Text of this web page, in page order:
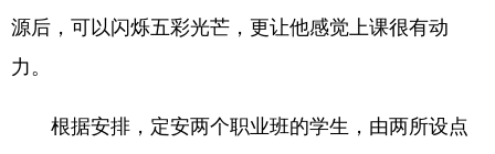
源后，可以闪烁五彩光芒，更让他感觉上课很有动
力。
根据安排，定安两个职业班的学生，由两所设点